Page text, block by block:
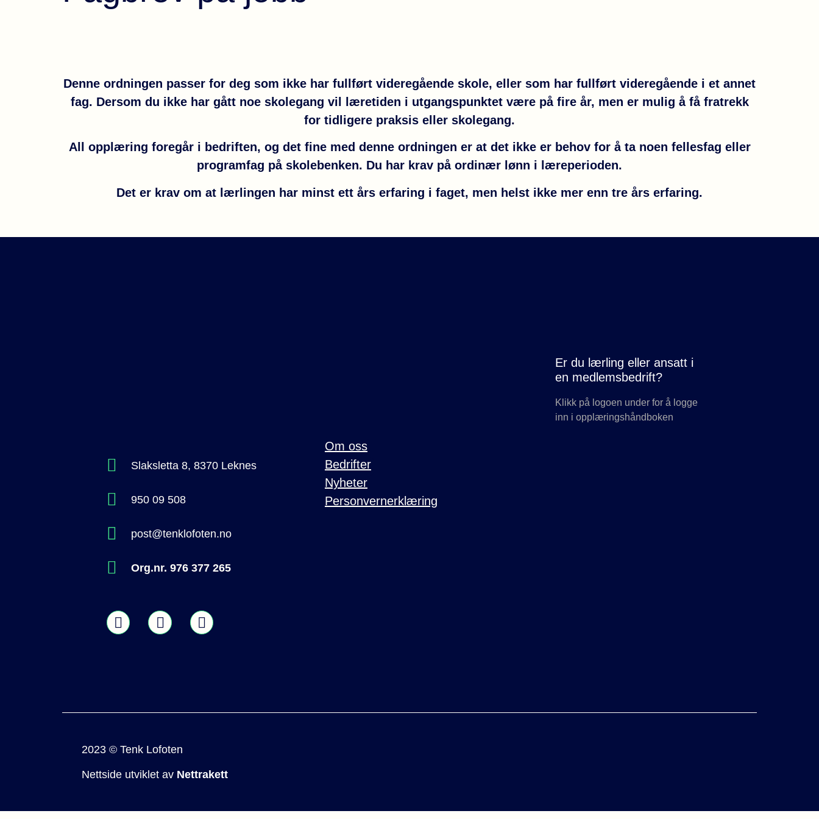
Denne ordningen passer for deg som ikke har fullført videregående skole, eller som har fullført videregående i et annet
fag. Dersom du ikke har gått noe skolegang vil læretiden i utgangspunktet være på fire år, men er mulig å få fratrekk
for tidligere praksis eller skolegang.
All opplæring foregår i bedriften, og det fine med denne ordningen er at det ikke er behov for å ta noen fellesfag eller
programfag på skolebenken. Du har krav på ordinær lønn i læreperioden.
Det er krav om at lærlingen har minst ett års erfaring i faget, men helst ikke mer enn tre års erfaring.
Slaksletta 8, 8370 Leknes
950 09 508
post@tenklofoten.no
Org.nr. 976 377 265
Om oss
Bedrifter
Nyheter
Personvernerklæring
Er du lærling eller ansatt i
en medlemsbedrift?
Klikk på logoen under for å logge
inn i opplæringshåndboken
2023 © Tenk Lofoten
Nettside utviklet av Nettrakett